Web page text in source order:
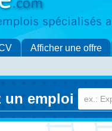
Afficher une offre
un emploi